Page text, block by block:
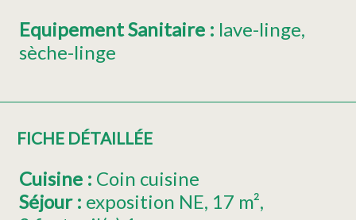
Equipement Sanitaire : lave-linge
sèche-linge
FICHE DÉTAILLÉE
Cuisine : Coin cuisine
Séjour : exposition NE 17 m²